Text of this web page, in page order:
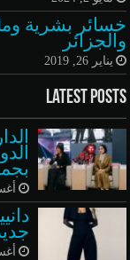
خسائر بشرية
والجزائر
يناير 26, 2019
Latest Posts